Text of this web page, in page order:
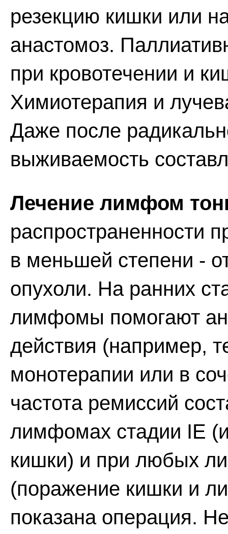
резекцию кишки или
анастомоз.
при кровотечении и
Химиотерапия и
Даже после
выживаемость
Лечение лимфом
распространенности
в меньшей степени -
опухоли. На ранних
лимфомы помогают
действия (например,
монотерапии или в
частота ремиссий
лимфомах стадии IE
кишки) и при любых
(поражение кишки и
показана операция.